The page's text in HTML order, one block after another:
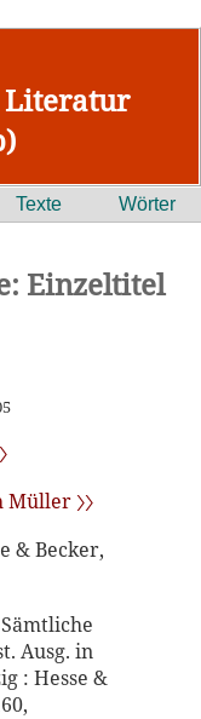
Literatur
Texte Wörter
Einzeltitel
〉〉
& Becker,
Ausg. in
: Hesse &